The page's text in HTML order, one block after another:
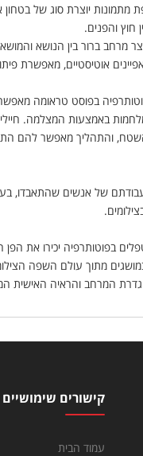
יוצרת סוג של בטחון
חוץ והפנים.
מרחב ברור בין הנושא
אוטיסטיים, מאפשרת
בפוסט טראומה מאפשר
באמצעות המצלמה.
והתהליך מאפשר להם
של אנשים שהתאבדו,
.
בפוטותרפיה יכירו את
מתוך עולם השפה
המרחב והראיה האישית
קישורים שימושיים
עמוד הבית